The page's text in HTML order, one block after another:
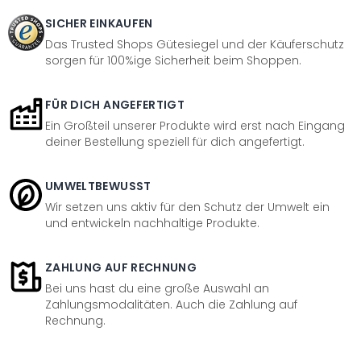
SICHER EINKAUFEN
Das Trusted Shops Gütesiegel und der Käuferschutz
sorgen für 100%ige Sicherheit beim Shoppen.
FÜR DICH ANGEFERTIGT
Ein Großteil unserer Produkte wird erst nach Eingang
deiner Bestellung speziell für dich angefertigt.
UMWELTBEWUSST
Wir setzen uns aktiv für den Schutz der Umwelt ein
und entwickeln nachhaltige Produkte.
ZAHLUNG AUF RECHNUNG
Bei uns hast du eine große Auswahl an
Zahlungsmodalitäten. Auch die Zahlung auf
Rechnung.